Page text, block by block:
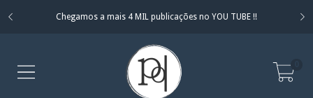
Chegamos a mais 4 MIL publicações no YOU TUBE !!